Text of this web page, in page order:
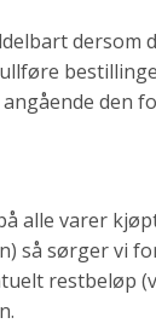
den
alle varer
så sørger vi
restbeløp